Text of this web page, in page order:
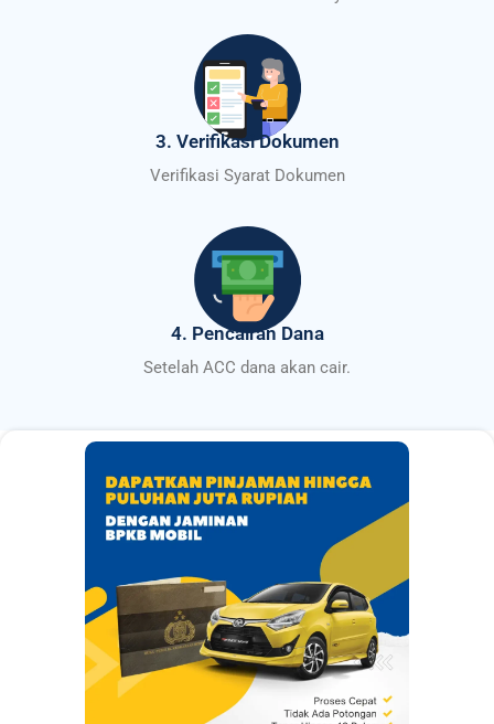
3. Verifikasi Dokumen
Verifikasi Syarat Dokumen
4. Pencairan Dana
Setelah ACC dana akan cair.